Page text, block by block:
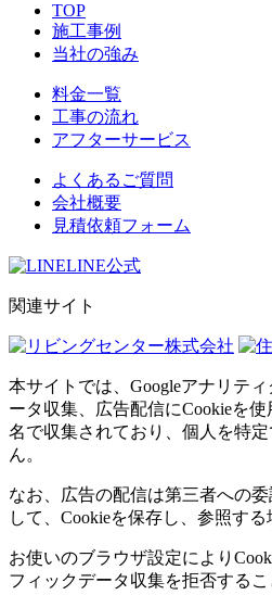
TOP
施工事例
当社の強み
料金一覧
工事の流れ
アフターサービス
よくあるご質問
会社概要
見積依頼フォーム
LINE公式
関連サイト
本サイトでは、Googleアナリテ
ータ収集、広告配信にCookieを
名で収集されており、個人を特
ん。
なお、広告の配信は第三者への
して、Cookieを保存し、参照する
お使いのブラウザ設定により
フィックデータ収集を拒否するこ